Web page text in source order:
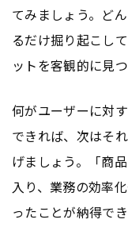
てみましょう。ど
るだけ掘り起こし
ットを客観的に見
何がユーザーに対
できれば、次はそ
げましょう。「商
入り、業務の効率
ったことが納得で